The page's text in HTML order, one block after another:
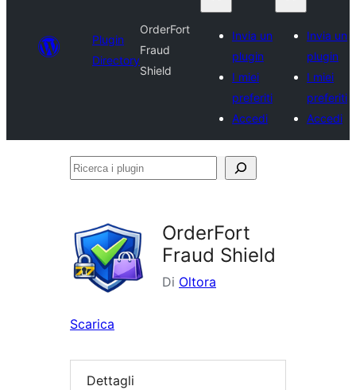
Plugin
Directory
OrderFort
Fraud
Shield
Invia un
plugin
I miei
preferiti
Accedi
Invia un
plugin
I miei
preferiti
Accedi
Ricerca
OrderFort
Fraud Shield
Di Oltora
Scarica
Dettagli